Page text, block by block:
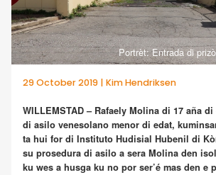
Portrèt: Entrada di
29 October 2019 | Kim Hendriksen
WILLEMSTAD – Rafaely Molina di 17 aña
di asilo venesolano menor di edat,
ta hui for di Instituto Hudisial Hubenil di
su prosedura di asilo a sera Molina den
ku wes a husga ku no por ser’é mas den e